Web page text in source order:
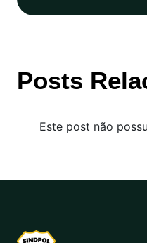
Posts
Este post não